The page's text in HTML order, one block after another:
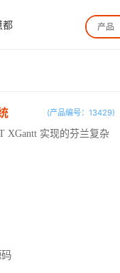
都 产品
(产品编号：13429)
XGantt 实现的芬兰复杂